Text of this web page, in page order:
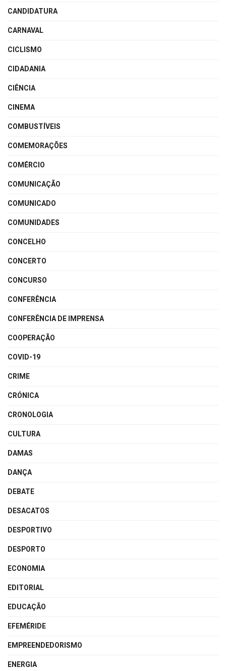
CANDIDATURA
CARNAVAL
CICLISMO
CIDADANIA
CIÊNCIA
CINEMA
COMBUSTÍVEIS
COMEMORAÇÕES
COMÉRCIO
COMUNICAÇÃO
COMUNICADO
COMUNIDADES
CONCELHO
CONCERTO
CONCURSO
CONFERÊNCIA
CONFERÊNCIA DE IMPRENSA
COOPERAÇÃO
COVID-19
CRIME
CRÓNICA
CRONOLOGIA
CULTURA
DAMAS
DANÇA
DEBATE
DESACATOS
DESPORTIVO
DESPORTO
ECONOMIA
EDITORIAL
EDUCAÇÃO
EFEMÉRIDE
EMPREENDEDORISMO
ENERGIA